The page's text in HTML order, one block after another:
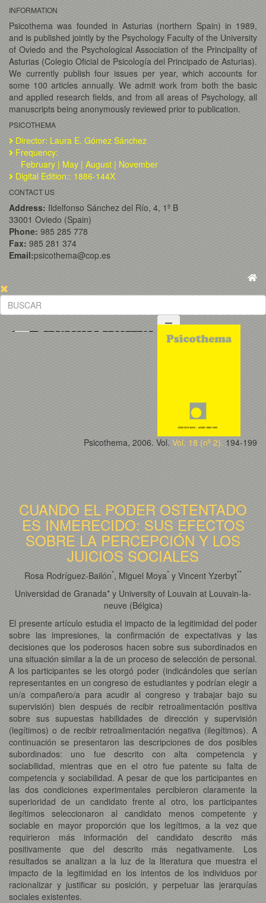
INFORMATION
Psicothema was founded in Asturias (northern Spain) in 1989,
and is published jointly by the Psychology Faculty of the University
of Oviedo and the Psychological Association of the Principality of
Asturias (Colegio Oficial de Psicología del Principado de Asturias).
We currently publish four issues per year, which accounts for
some 100 articles annually. We admit work from both the basic
and applied research fields, and from all areas of Psychology, all
manuscripts being anonymously reviewed prior to publication.
PSICOTHEMA
Director: Laura E. Gómez Sánchez
Frequency:
February | May | August | November
Digital Edition:: 1886-144X
CONTACT US
Address: Ildelfonso Sánchez del Río, 4, 1º B
33001 Oviedo (Spain)
Phone: 985 285 778
Fax: 985 281 374
Email:psicothema@cop.es
Psicothema, 2006. Vol. Vol. 18 (nº 2). 194-199
CUANDO EL PODER OSTENTADO
ES INMERECIDO: SUS EFECTOS
SOBRE LA PERCEPCIÓN Y LOS
JUICIOS SOCIALES
Rosa Rodríguez-Bailón*, Miguel Moya* y Vincent Yzerbyt**
Universidad de Granada* y University of Louvain at Louvain-la-
neuve (Bélgica)
El presente artículo estudia el impacto de la legitimidad del poder
sobre las impresiones, la confirmación de expectativas y las
decisiones que los poderosos hacen sobre sus subordinados en
una situación similar a la de un proceso de selección de personal.
A los participantes se les otorgó poder (indicándoles que serían
representantes en un congreso de estudiantes y podrían elegir a
un/a compañero/a para acudir al congreso y trabajar bajo su
supervisión) bien después de recibir retroalimentación positiva
sobre sus supuestas habilidades de dirección y supervisión
(legítimos) o de recibir retroalimentación negativa (ilegítimos). A
continuación se presentaron las descripciones de dos posibles
subordinados: uno fue descrito con alta competencia y
sociabilidad, mientras que en el otro fue patente su falta de
competencia y sociabilidad. A pesar de que los participantes en
las dos condiciones experimentales percibieron claramente la
superioridad de un candidato frente al otro, los participantes
ilegítimos seleccionaron al candidato menos competente y
sociable en mayor proporción que los legítimos, a la vez que
requirieron más información del candidato descrito más
positivamente que del descrito más negativamente. Los
resultados se analizan a la luz de la literatura que muestra el
impacto de la legitimidad en los intentos de los individuos por
racionalizar y justificar su posición, y perpetuar las jerarquías
sociales existentes.